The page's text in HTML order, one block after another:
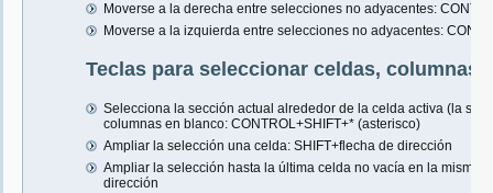
Moverse a la derecha entre selecciones no adyacentes:
Moverse a la izquierda entre selecciones no adyacentes:
Teclas para seleccionar celdas, columnas
Selecciona la sección actual alrededor de la celda activa (la
columnas en blanco: CONTROL+SHIFT+* (asterisco)
Ampliar la selección una celda: SHIFT+flecha de dirección
Ampliar la selección hasta la última celda no vacía en la misma
dirección